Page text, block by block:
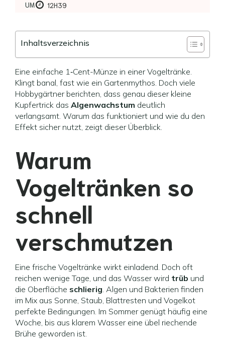
UM 12H39
Inhaltsverzeichnis
Eine einfache 1‑Cent-Münze in einer Vogeltränke.
Klingt banal, fast wie ein Gartenmythos. Doch viele
Hobbygärtner berichten, dass genau dieser kleine
Kupfertrick das Algenwachstum deutlich
verlangsamt. Warum das funktioniert und wie du den
Effekt sicher nutzt, zeigt dieser Überblick.
Warum
Vogeltränken so
schnell
verschmutzen
Eine frische Vogeltränke wirkt einladend. Doch oft
reichen wenige Tage, und das Wasser wird trüb und
die Oberfläche schlierig. Algen und Bakterien finden
im Mix aus Sonne, Staub, Blattresten und Vogelkot
perfekte Bedingungen. Im Sommer genügt häufig eine
Woche, bis aus klarem Wasser eine übel riechende
Brühe geworden ist.